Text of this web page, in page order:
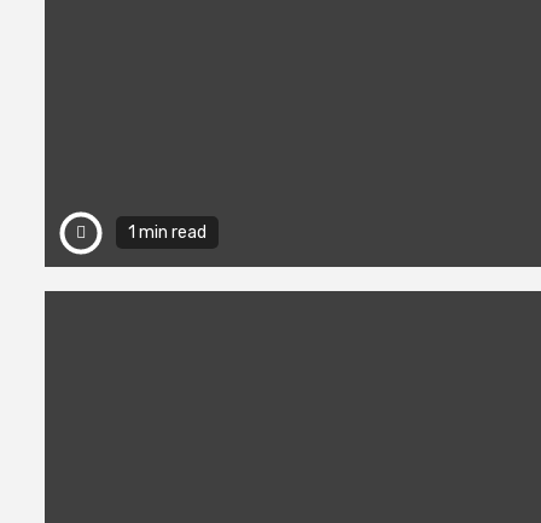
1 min read